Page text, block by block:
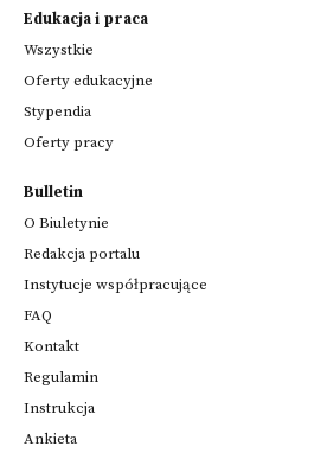
Edukacja i praca
Wszystkie
Oferty edukacyjne
Stypendia
Oferty pracy
Bulletin
O Biuletynie
Redakcja portalu
Instytucje współpracujące
FAQ
Kontakt
Regulamin
Instrukcja
Ankieta